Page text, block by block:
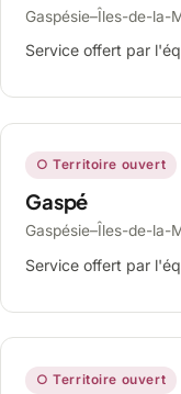
Gaspésie–Îles-de-la-
Service offert par
○ Territoire ouvert
Gaspé
Gaspésie–Îles-de-la-
Service offert par
○ Territoire ouvert